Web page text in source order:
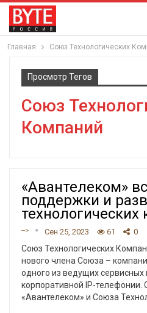
Главная Союз Технологических
Просмотр Тегов
Союз
Компаний
«Авантелеком»
поддержки и
--> Сен 25, 2023 61 0
Союз Технологических
нового члена Союза –
одного из ведущих сервисных
корпоративной IP-телефонии.
«Авантелеком» и Союза